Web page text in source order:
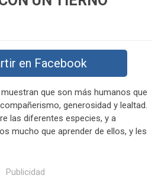
en Facebook
que son más humanos que
generosidad y lealtad.
las diferentes especies, y a
mucho que aprender de ellos, y les
Publicidad